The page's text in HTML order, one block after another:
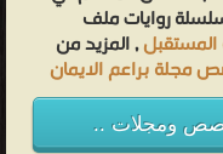
روايات ملف
, المزيد من
مجلة براعم الايمان
ومجلات ..